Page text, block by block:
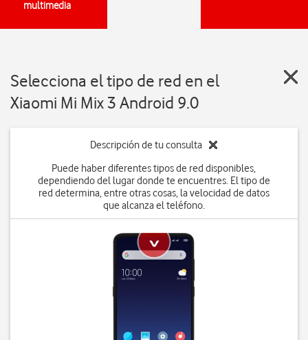
multimedia
Selecciona el tipo de red en el
Xiaomi Mi Mix 3 Android 9.0
Descripción de tu consulta
Puede haber diferentes tipos de red disponibles,
dependiendo del lugar donde te encuentres. El tipo de
red determina, entre otras cosas, la velocidad de datos
que alcanza el teléfono.